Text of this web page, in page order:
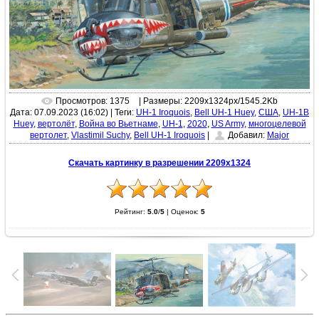
Просмотров: 1375
| Размеры: 2209x1324px/1545.2Kb
Дата: 07.09.2023 (16:02) | Теги: UH-1 Iroquois Bell UH-1 Huey, США UH-1B
Huey, вертолёт, Война во Вьетнаме UH-1 2020, US Army, многоцелевой
вертолет, Vlastimil Suchy, Bell UH-1 Iroquois | Добавил: Major
Скачать картинку в разрешении 2209x1324
Рейтинг: 5.0/5| Оценок: 5